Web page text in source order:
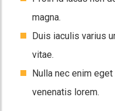
magna.
Duis iaculis varius
vitae.
Nulla nec enim
venenatis lorem.